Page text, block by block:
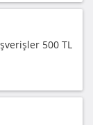
500 TL